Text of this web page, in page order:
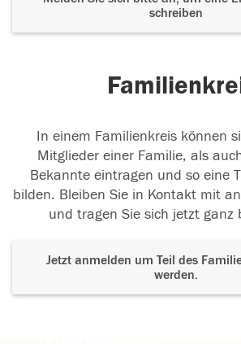
schreiben
In einem Familienkreis können
Mitglieder einer Familie, als
Bekannte eintragen und so eine
bilden. Bleiben Sie in Kontakt mit
und tragen Sie sich jetzt ganz
Jetzt anmelden um Teil des
werden.